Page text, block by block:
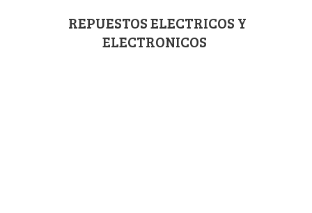
REPUESTOS ELECTRICOS Y
ELECTRONICOS